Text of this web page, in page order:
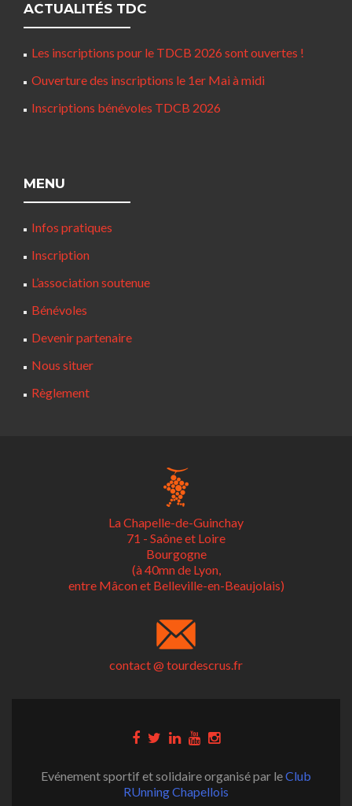
ACTUALITÉS TDC
Les inscriptions pour le TDCB 2026 sont ouvertes !
Ouverture des inscriptions le 1er Mai à midi
Inscriptions bénévoles TDCB 2026
MENU
Infos pratiques
Inscription
L’association soutenue
Bénévoles
Devenir partenaire
Nous situer
Règlement
La Chapelle-de-Guinchay
71 - Saône et Loire
Bourgogne
(à 40mn de Lyon,
entre Mâcon et Belleville-en-Beaujolais)
contact @ tourdescrus.fr
Evénement sportif et solidaire organisé par leClub
RUnning Chapellois